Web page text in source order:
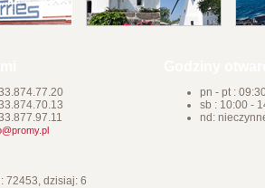
pn - pt :
sb : 10:00 -
nd:
dzisiaj: 6